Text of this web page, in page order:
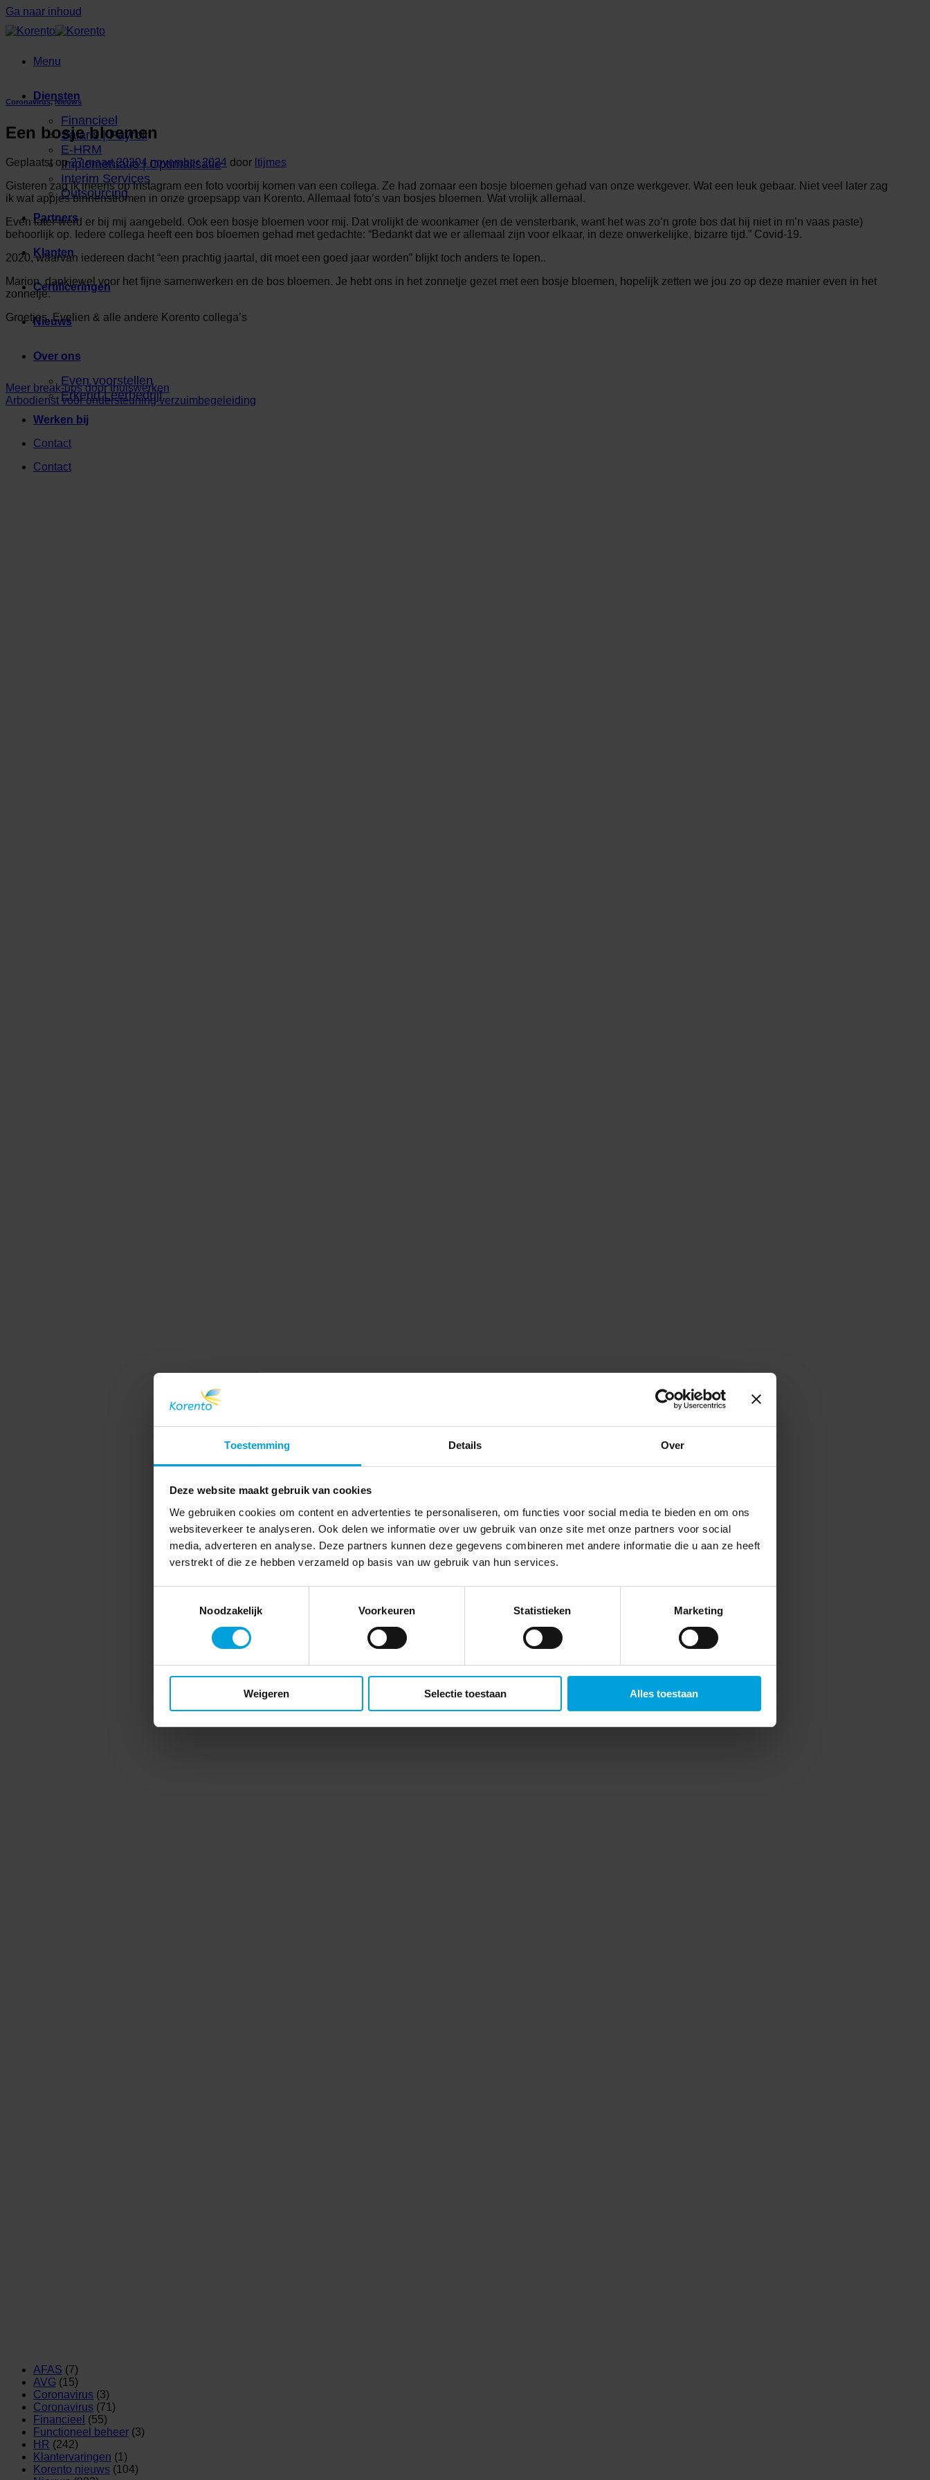
Toestemming Details Over
Deze website maakt gebruik van cookies
We gebruiken cookies om content en advertenties te personaliseren, om functies voor social media te bieden en om ons
websiteverkeer te analyseren. Ook delen we informatie over uw gebruik van onze site met onze partners voor social
media, adverteren en analyse. Deze partners kunnen deze gegevens combineren met andere informatie die u aan ze heeft
verstrekt of die ze hebben verzameld op basis van uw gebruik van hun services.
Noodzakelijk
Voorkeuren Statistieken Marketing
Weigeren Selectie toestaan Alles toestaan
Ga naar inhoud
Menu
Diensten
Financieel
Salaris | Payroll
E-HRM
Implementatie | Optimalisatie
Interim Services
Outsourcing
Partners
Klanten
Certificeringen
Nieuws
Over ons
Even voorstellen
Erkend Leerbedrijf
Werken bij
Contact
Contact
Coronavirus,Nieuws
Een bosje bloemen
Geplaatst op27 maart 20204 november 2024 door ltijmes
Gisteren zag ik ineens op Instagram een foto voorbij komen van een collega. Ze had zomaar een bosje bloemen gehad van onze werkgever. Wat een leuk gebaar. Niet veel later zag
ik wat appjes binnenstromen in onze groepsapp van Korento. Allemaal foto’s van bosjes bloemen. Wat vrolijk allemaal.
Even later werd er bij mij aangebeld. Ook een bosje bloemen voor mij. Dat vrolijkt de woonkamer (en de vensterbank, want het was zo’n grote bos dat hij niet in m’n vaas paste)
behoorlijk op. Iedere collega heeft een bos bloemen gehad met gedachte: “Bedankt dat we er allemaal zijn voor elkaar, in deze onwerkelijke, bizarre tijd.” Covid-19.
2020, waarvan iedereen dacht “een prachtig jaartal, dit moet een goed jaar worden” blijkt toch anders te lopen..
Marion, dankjewel voor het fijne samenwerken en de bos bloemen. Je hebt ons in het zonnetje gezet met een bosje bloemen, hopelijk zetten we jou zo op deze manier even in het
zonnetje.
Groetjes, Evelien & alle andere Korento collega’s
Meer break-ups door thuiswerken
Arbodienst voor ondersteuning verzuimbegeleiding
AFAS (7)
AVG (15)
Coronavirus (3)
Coronavirus (71)
Financieel (55)
Functioneel beheer (3)
HR (242)
Klantervaringen (1)
Korento nieuws (104)